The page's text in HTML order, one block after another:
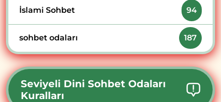
İslami Sohbet 94
sohbet odaları 187
Seviyeli Dini Sohbet Odaları
Kuralları